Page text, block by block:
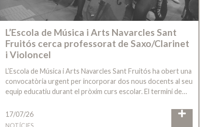
L’Escola de Música i Arts Navarcles Sant
Fruitós cerca professorat de Saxo/Clarinet
i Violoncel
L’Escola de Música i Arts Navarcles Sant Fruitós ha obert una
convocatòria urgent per incorporar dos nous docents al seu
equip educatiu durant el pròxim curs escolar. El termini de…
17/07/26